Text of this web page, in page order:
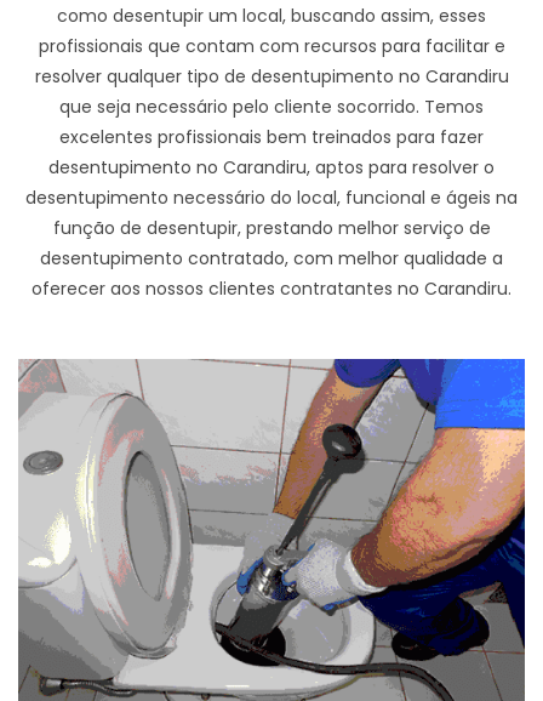
como desentupir um local, buscando assim, esses
profissionais que contam com recursos para facilitar e
resolver qualquer tipo de desentupimento no Carandiru
que seja necessário pelo cliente socorrido. Temos
excelentes profissionais bem treinados para fazer
desentupimento no Carandiru, aptos para resolver o
desentupimento necessário do local, funcional e ágeis na
função de desentupir, prestando melhor serviço de
desentupimento contratado, com melhor qualidade a
oferecer aos nossos clientes contratantes no Carandiru.